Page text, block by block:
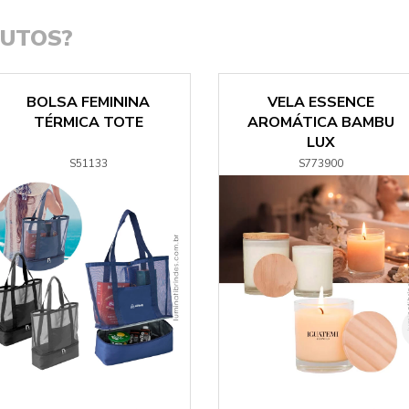
BOLSA FEMININA
TÉRMICA TOTE
S51133
VELA ESSENCE
AROMÁTICA BAMBU
LUX
S773900